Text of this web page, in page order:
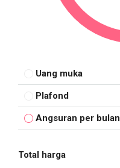
Uang muka
Plafond
Angsuran per bulan
Total harga